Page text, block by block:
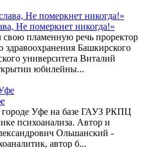
Не померкнет никогда!»
пламенную речь проректор
здравоохранения Башкирского
университета Виталий
юбилейны...
Уфе на базе ГАУЗ РКПЦ
психоанализа. Автор и
Ольшанский -
автор б...